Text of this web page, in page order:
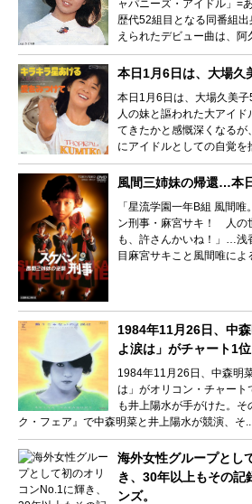
ャパニーズ・アイドル」=
歴代52組目となる同番組
えられたデビュー曲は、
本日1月6日は、大場久
本日1月6日は、大場久美
人の妹と謳われた大アイ
てきたかと感慨深くなる
にアイドルとしての自覚を
風間三姉妹の帰還…本
「星流学園一年B組 風間
ン刑事・麻宮サキ！ 人の
も、許さんかいね！」…浅
目麻宮サキこと風間唯によ
1984年11月26日、中
よ涙は」がチャート1
1984年11月26日、中森明
は」がオリコン・チャート
も井上陽水が手がけた。
ク・フェア』で中森明菜と井上陽水が競演、そ...
海外女性グループとし
き、30年以上もその記
ンズ。